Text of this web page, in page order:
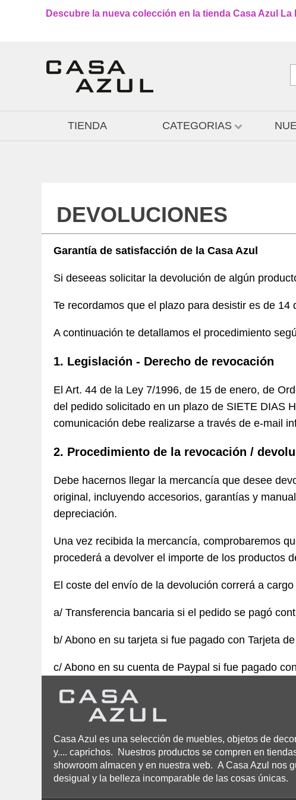
Descubre la nueva colección en la tienda Casa Azul
TIENDA CATEGORIAS
DEVOLUCIONES
Garantía de satisfacción de la Casa Azul
Si deseeas solicitar la devolución de algún
Te recordamos que el plazo para desistir es de
A continuación te detallamos el procedimiento
1. Legislación - Derecho de revocación
El Art. 44 de la Ley 7/1996, de 15 de enero, de
del pedido solicitado en un plazo de SIETE DIAS
comunicación debe realizarse a través de e-mail
2. Procedimiento de la revocación /
Debe hacernos llegar la mercancía que desee
original, incluyendo accesorios, garantías y
depreciación.
Una vez recibida la mercancía, comprobaremos
procederá a devolver el importe de los productos
El coste del envío de la devolución correrá a
a/ Transferencia bancaria si el pedido se pagó
b/ Abono en su tarjeta si fue pagado con Tarjeta
c/ Abono en su cuenta de Paypal si fue pagado
Casa Azul es una selección de muebles, objetos de
y.... caprichos. Nuestros productos se compren en
showroom almacen y en nuestra web. A Casa Azul nos
desigual y la belleza incomparable de las cosas únicas.